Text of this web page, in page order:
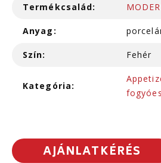
Termékcsalád:
Anyag:
Szín: Fehér
Kategória:
AJÁNLATKÉRÉS